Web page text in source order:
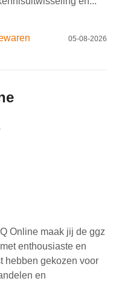
05-08-2026
Online maak jij de ggz
enthousiaste en
hebben gekozen voor
en